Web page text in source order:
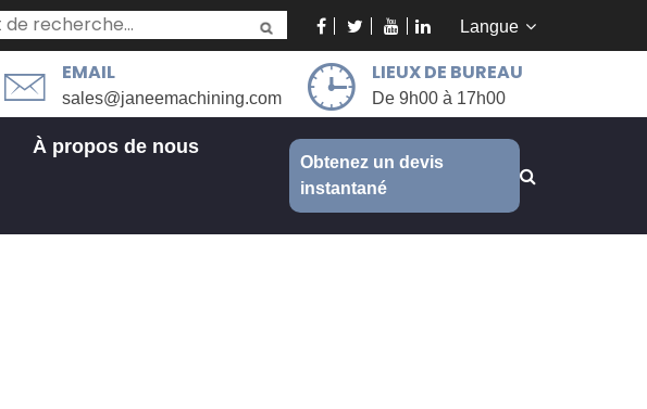
Langue
LIEUX DE BUREAU
De 9h00 à 17h00
EMAIL
sales@janeemachining.com
À propos de nous
Obtenez un devis
instantané